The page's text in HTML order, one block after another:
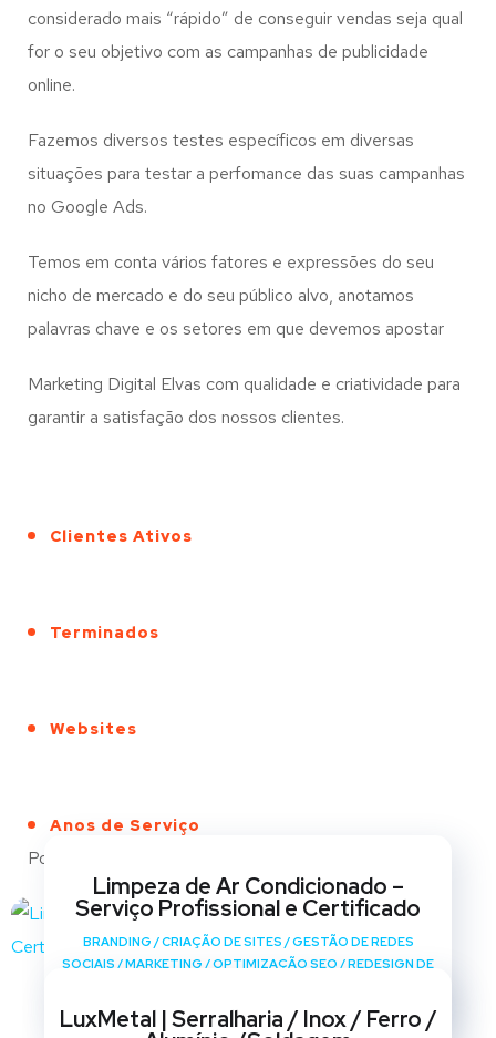
considerado mais “rápido” de conseguir vendas seja qual
for o seu objetivo com as campanhas de publicidade
online.
Fazemos diversos testes específicos em diversas
situações para testar a perfomance das suas campanhas
no Google Ads.
Temos em conta vários fatores e expressões do seu
nicho de mercado e do seu público alvo, anotamos
palavras chave e os setores em que devemos apostar
Marketing Digital Elvas com qualidade e criatividade para
garantir a satisfação dos nossos clientes.
Clientes Ativos
Terminados
Websites
Anos de Serviço
Portfólio
Limpeza de Ar Condicionado –
Serviço Profissional e Certificado
BRANDING /CRIAÇÃO DE SITES /GESTÃO DE REDES
SOCIAIS /MARKETING /OPTIMIZAÇÃO SEO /REDESIGN DE
LuxMetal | Serralharia / Inox / Ferro /